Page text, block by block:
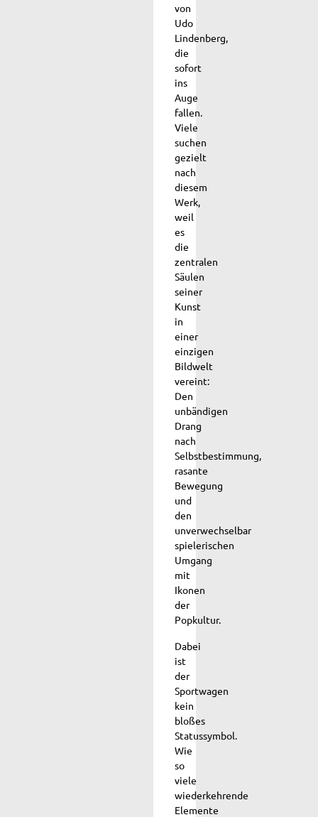
von
Udo
Lindenberg,
die
sofort
ins
Auge
fallen.
Viele
suchen
gezielt
nach
diesem
Werk,
weil
es
die
zentralen
Säulen
seiner
Kunst
in
einer
einzigen
Bildwelt
vereint:
Den
unbändigen
Drang
nach
Selbstbestimmung,
rasante
Bewegung
und
den
unverwechselbar
spielerischen
Umgang
mit
Ikonen
der
Popkultur.
Dabei
ist
der
Sportwagen
kein
bloßes
Statussymbol.
Wie
so
viele
wiederkehrende
Elemente